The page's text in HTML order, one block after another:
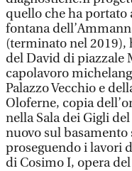
quello che ha portato
fontana
(terminato nel 2019),
del David di piazzale
capolavoro
Palazzo Vecchio e
Oloferne, copia
nella Sala dei Gigli
nuovo sul basamento
proseguendo i lavori
di Cosimo I, opera